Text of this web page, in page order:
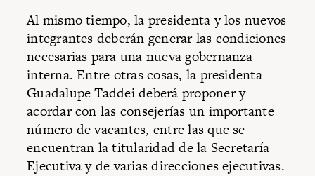
Al mismo tiempo, la presidenta y los nuevos
integrantes deberán generar las condiciones
necesarias para una nueva gobernanza
interna. Entre otras cosas, la presidenta
Guadalupe Taddei deberá proponer y
acordar con las consejerías un importante
número de vacantes, entre las que se
encuentran la titularidad de la Secretaría
Ejecutiva y de varias direcciones ejecutivas.